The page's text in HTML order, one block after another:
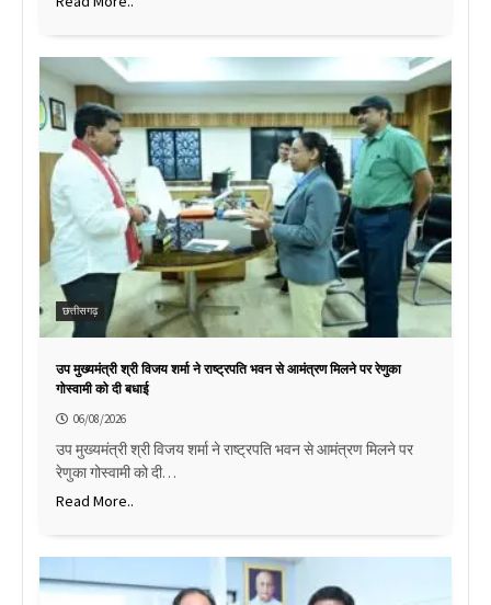
छत्तीसगढ़
उप मुख्यमंत्री श्री विजय शर्मा ने राष्ट्रपति भवन से आमंत्रण मिलने पर रेणुका
गोस्वामी को दी बधाई
06/08/2026
उप मुख्यमंत्री श्री विजय शर्मा ने राष्ट्रपति भवन से आमंत्रण मिलने पर
रेणुका गोस्वामी को दी…
Read More..